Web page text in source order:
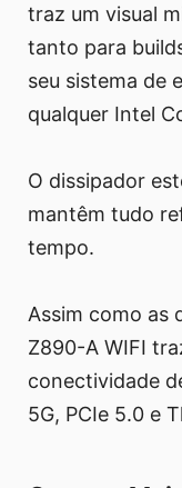
traz um visual
tanto para
seu sistema de
qualquer Intel
O dissipador
mantêm tudo
tempo.
Assim como as
Z890-A WIFI
conectividade
5G, PCIe 5.0 e